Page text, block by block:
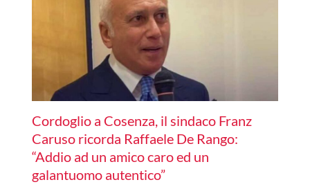
Cordoglio a Cosenza, il sindaco Franz
Caruso ricorda Raffaele De Rango:
“Addio ad un amico caro ed un
galantuomo autentico”